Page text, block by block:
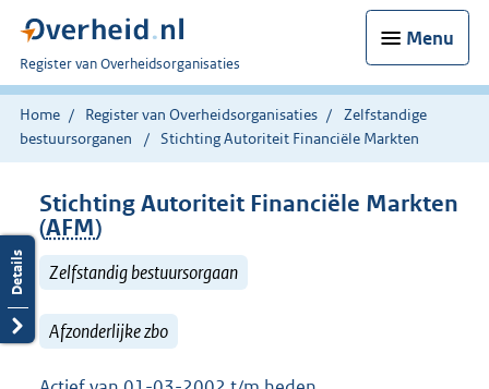
Menu
U
bent
nu
hier:
Register van Overheidsorganisaties
Home Register van Overheidsorganisaties
Zelfstandige
bestuursorganen
Stichting Autoriteit Financiële Markten
Stichting Autoriteit Financiële Markten
(AFM)
Zelfstandig bestuursorgaan
Afzonderlijke zbo